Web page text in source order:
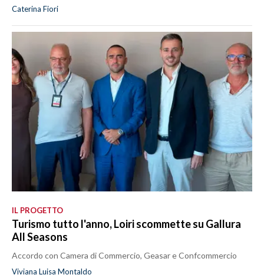
Caterina Fiori
IL PROGETTO
Turismo tutto l'anno, Loiri scommette su Gallura
All Seasons
Accordo con Camera di Commercio, Geasar e Confcommercio
Viviana Luisa Montaldo